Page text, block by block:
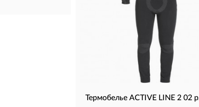
Термобелье ACTIVE LINE 2 02